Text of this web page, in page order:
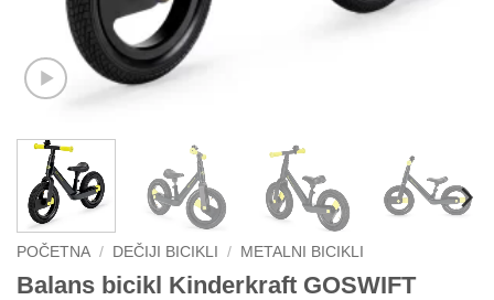
POČETNA / DEČIJI BICIKLI / METALNI BICIKLI
Balans bicikl Kinderkraft GOSWIFT